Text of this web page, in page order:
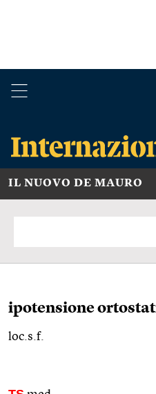
IL NUOVO DE MAURO
ipotensione
loc.s.f.